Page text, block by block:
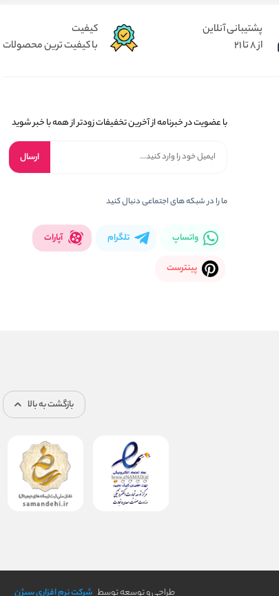
پشتیبانی آنلاین
از 8 تا 21
کیفیت
با کیفیت ترین محصولات
با عضویت در خبرنامه از آخرین تخفیفات زودتر از همه با خبر شوید
ارسال
ما را در شبکه های اجتماعی دنبال کنید
واتساپ تلگرام آپارات
پینترست
بازگشت به بالا